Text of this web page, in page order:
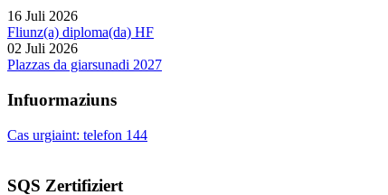
16 Juli 2026
Fliunz(a) diploma(da) HF
02 Juli 2026
Plazzas da giarsunadi 2027
Infuormaziuns
Cas urgiaint: telefon 144
SQS Zertifiziert